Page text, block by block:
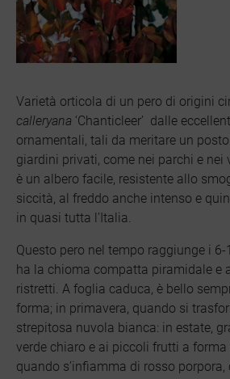
Varietà orticola di un pero di origini
calleryana ‘Chanticleer’ dalle
ornamentali, tali da meritare un
giardini privati, come nei parchi e
è un albero facile, resistente allo
siccità, al freddo anche intenso e
in quasi tutta l’Italia.
Questo pero nel tempo raggiunge i
ha la chioma compatta piramidale e
ristretti. A foglia caduca, è bello
forma; in primavera, quando si
strepitosa nuvola bianca: in estate,
verde chiaro e ai piccoli frutti a forma
quando s’infiamma di rosso porpora,